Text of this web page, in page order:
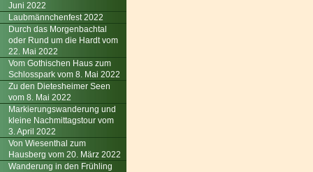
Juni 2022
Laubmännchenfest 2022
Durch das Morgenbachtal
oder Rund um die Hardt vom
22. Mai 2022
Vom Gothischen Haus zum
Schlosspark vom 8. Mai 2022
Zu den Dietesheimer Seen
vom 8. Mai 2022
Markierungswanderung und
kleine Nachmittagstour vom
3. April 2022
Von Wiesenthal zum
Hausberg vom 20. März 2022
Wanderung in den Frühling